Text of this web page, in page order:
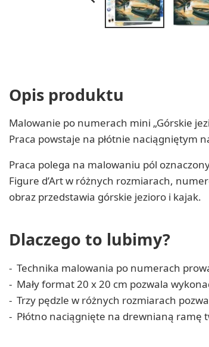
Opis produktu
Malowanie po numerach mini „Górskie
Praca powstaje na płótnie naciągniętym
Praca polega na malowaniu pól
Figure d’Art w różnych rozmiarach,
obraz przedstawia górskie jezioro i kajak.
Dlaczego to lubimy?
Technika malowania po numerach
Mały format 20 x 20 cm pozwala
Trzy pędzle w różnych rozmiarach
Płótno naciągnięte na drewnianą ramę